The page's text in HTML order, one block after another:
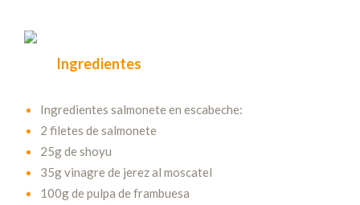
Ingredientes
Ingredientes salmonete en escabeche:
2 filetes de salmonete
25g de shoyu
35g vinagre de jerez al moscatel
100g de pulpa de frambuesa